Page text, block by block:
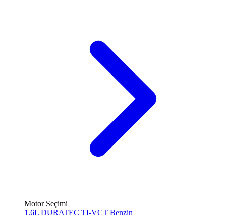
Motor Seçimi
1.6L DURATEC TI-VCT Benzin